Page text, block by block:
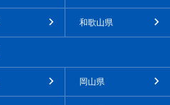
和歌山県
岡山県